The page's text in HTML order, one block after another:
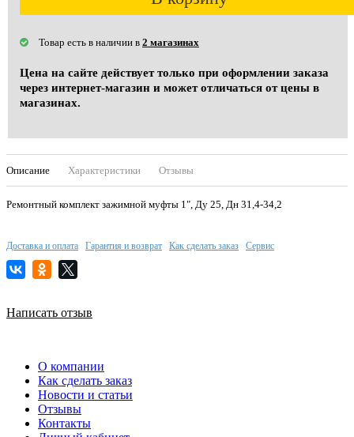
Товар есть в наличии в 2 магазинах
Цена на сайте действует только при оформлении заказа
через интернет-магазин и может отличаться от цены в
магазинах.
Описание Характеристики Отзывы
Ремонтный комплект зажимной муфты 1", Ду 25, Дн 31,4-34,2
Доставка и оплата Гарантия и возврат Как сделать заказ Сервис
Написать отзыв
О компании
Как сделать заказ
Новости и статьи
Отзывы
Контакты